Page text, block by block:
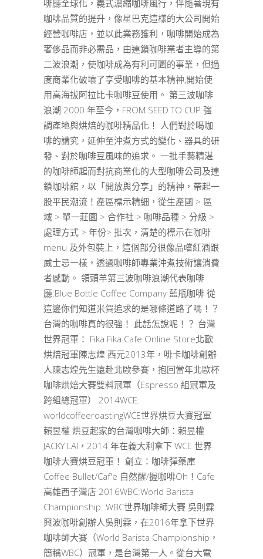
啡廳全球化，義式濃縮咖啡風行，伴隨著現有
咖啡品質的提升，像星巴克這樣的大公司開始
經營咖啡店，並以此業務獲利，咖啡開始成為
奢侈品而非必需品，由連鎖咖啡業者主導的第
二波浪潮，使咖啡成為有利可圖的事業，但過
度商業化破壞了享受咖啡的基本精神,開始使
用高海拔阿拉比卡咖啡豆使用。 第三波咖啡
浪潮 2000 年至今，FROM SEED TO CUP 強
調產地與烘焙的咖啡精品化！ 人們對於喝咖
啡的講究，延伸至沖煮方式的變化、器具的研
發、對於咖啡豆風味的追求。 一批手藝精湛
的咖啡師起而對抗商業化的大型咖啡公司及連
鎖咖啡館，以「開放與分享」的精神，帶起一
股平民潮流！產區標示精細，從生產國 > 區
域 > 單一莊園 > 合作社 > 咖啡品種 > 分級 >
處理方式 > 年份> 批次，清楚的標示在咖啡
menu 及外包裝上，這個部分很像品嚐紅酒跟
威士忌一樣，透過咖啡師專業沖煮技術讓消費
者感動。 領頭羊第三波咖啡浪潮代表咖啡
廳:Blue Bottle Coffee Company 藍瓶咖啡 從
這邊你們知道米賀追求的是哪條道路了嗎！？
台灣的咖啡真的很強！ 此話怎說呢！？ 台灣
世界冠軍： Fika Fika Cafe Online Store北歐
烘焙冠軍陳志煌 西元2013年，啡卡咖啡創辦
人陳志煌先生遠赴北歐參賽，抱回當年北歐杯
咖啡烘焙大賽雙料冠軍（Espresso 組冠軍及
跨組總冠軍） 2014WCE:
worldcoffeeroastingWCE世界烘豆大賽冠軍
賴昱權 烘豆起家的台灣咖啡大師：賴昱權
JACKY LAI，2014 年在義大利拿下 WCE 世界
咖啡大賽烘豆冠軍！ 創立：咖啡彈藥庫
Coffee Bullet/Caf'e 自然醒/握咖啡Oh！Cafe
高雄西子灣店 2016WBC:World Barista
Championship WBC世界咖啡師大賽 吳則霖
興波咖啡創辦人吳則霖，在2016年拿下世界
咖啡師大賽（World Barista Championship，
簡稱WBC）冠軍，是台灣第一人。從台大電